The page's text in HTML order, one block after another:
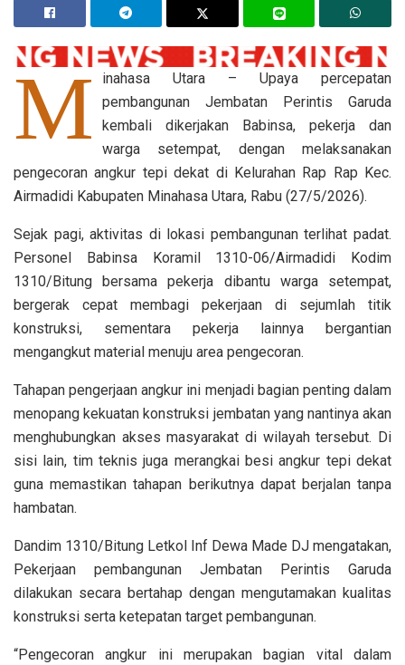
M
inahasa Utara – Upaya percepatan
pembangunan Jembatan Perintis Garuda
kembali dikerjakan Babinsa, pekerja dan
warga setempat, dengan melaksanakan
pengecoran angkur tepi dekat di Kelurahan Rap Rap Kec.
Airmadidi Kabupaten Minahasa Utara, Rabu (27/5/2026).
Sejak pagi, aktivitas di lokasi pembangunan terlihat padat.
Personel Babinsa Koramil 1310-06/Airmadidi Kodim
1310/Bitung bersama pekerja dibantu warga setempat,
bergerak cepat membagi pekerjaan di sejumlah titik
konstruksi, sementara pekerja lainnya bergantian
mengangkut material menuju area pengecoran.
Tahapan pengerjaan angkur ini menjadi bagian penting dalam
menopang kekuatan konstruksi jembatan yang nantinya akan
menghubungkan akses masyarakat di wilayah tersebut. Di
sisi lain, tim teknis juga merangkai besi angkur tepi dekat
guna memastikan tahapan berikutnya dapat berjalan tanpa
hambatan.
Dandim 1310/Bitung Letkol Inf Dewa Made DJ mengatakan,
Pekerjaan pembangunan Jembatan Perintis Garuda
dilakukan secara bertahap dengan mengutamakan kualitas
konstruksi serta ketepatan target pembangunan.
“Pengecoran angkur ini merupakan bagian vital dalam